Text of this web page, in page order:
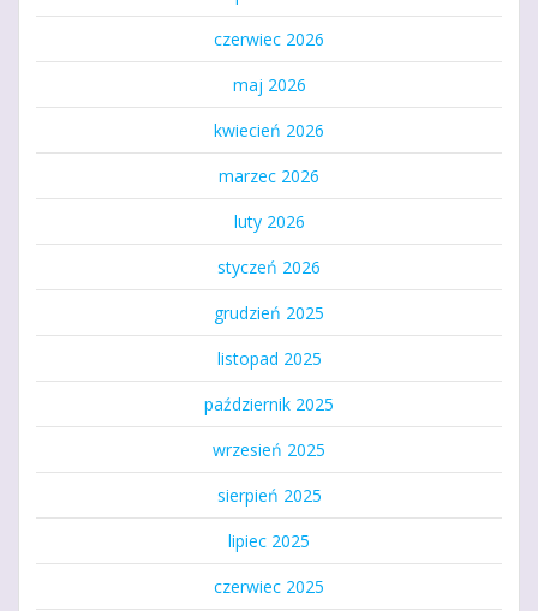
czerwiec 2026
maj 2026
kwiecień 2026
marzec 2026
luty 2026
styczeń 2026
grudzień 2025
listopad 2025
październik 2025
wrzesień 2025
sierpień 2025
lipiec 2025
czerwiec 2025